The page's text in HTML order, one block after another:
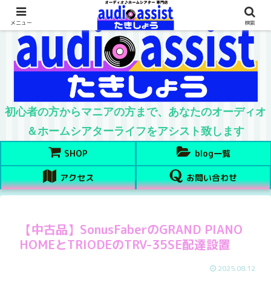
初心者の方からマニアの方まで、あなたのオーディオ
＆ホームシアターライフをアシスト致します
SHOP blog一覧
アクセス お問い合わせ
【中古品】SonusFaberのGRAND PIANO
HOMEとTRIODEのTRV-35SE配達設置
2025.08.12
メニュー 検索